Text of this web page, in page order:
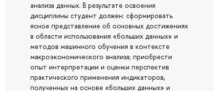
анализа данных. В результате освоения
дисциплины студент должен: сформировать
ясное представление об основных достижениях
в области использования «больших данных» и
методов машинного обучения в контексте
макроэкономического анализа; приобрести
опыт интерпретации и оценки перспектив
практического применения индикаторов,
полученных на основе «больших данных» и